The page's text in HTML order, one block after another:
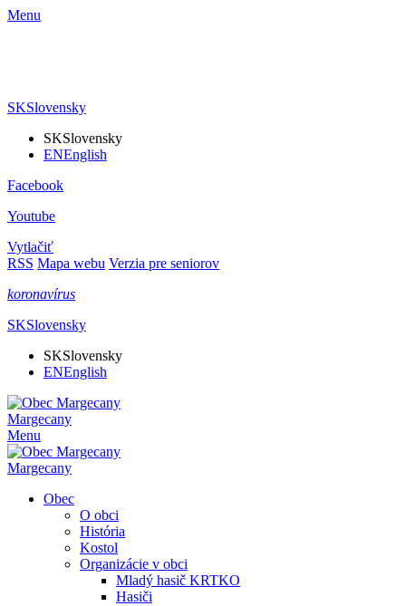
Menu
SKSlovensky
SKSlovensky
ENEnglish
Facebook
Youtube
Vytlačiť
RSS Mapa webu Verzia pre seniorov
koronavírus
SKSlovensky
SKSlovensky
ENEnglish
Margecany
Menu
Margecany
Obec
O obci
História
Kostol
Organizácie v obci
Mladý hasič KRTKO
Hasiči